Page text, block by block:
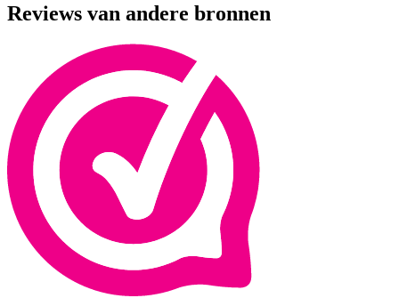
Reviews van andere bronnen